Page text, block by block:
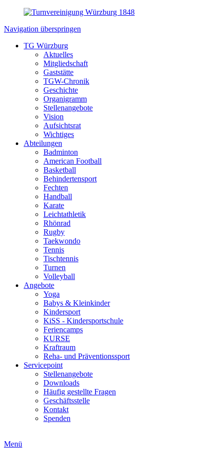
Navigation überspringen
TG Würzburg
Aktuelles
Mitgliedschaft
Gaststätte
TGW-Chronik
Geschichte
Organigramm
Stellenangebote
Vision
Aufsichtsrat
Wichtiges
Abteilungen
Badminton
American Football
Basketball
Behindertensport
Fechten
Handball
Karate
Leichtathletik
Rhönrad
Rugby
Taekwondo
Tennis
Tischtennis
Turnen
Volleyball
Angebote
Yoga
Babys & Kleinkinder
Kindersport
KiSS - Kindersportschule
Feriencamps
KURSE
Kraftraum
Reha- und Präventionssport
Servicepoint
Stellenangebote
Downloads
Häufig gestellte Fragen
Geschäftsstelle
Kontakt
Spenden
Menü